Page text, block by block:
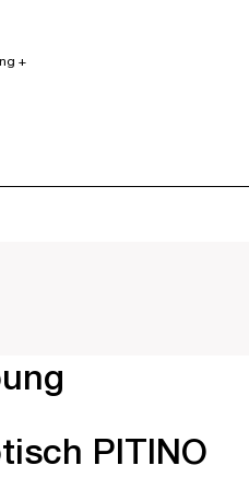
+
PITINO